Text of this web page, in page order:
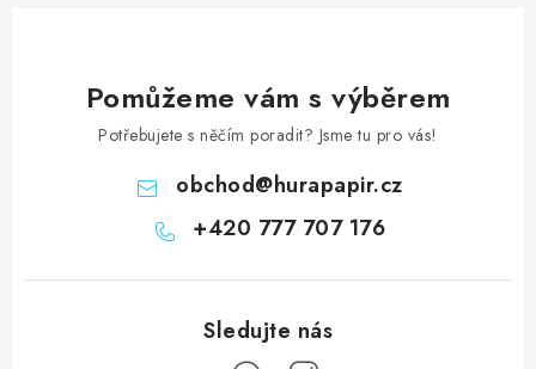
Pomůžeme vám s výběrem
Potřebujete s něčím poradit? Jsme tu pro vás!
obchod@hurapapir.cz
+420 777 707 176